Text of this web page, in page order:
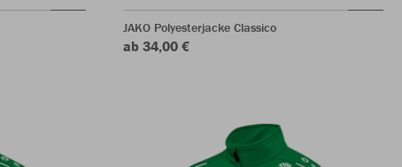
JAKO Polyesterjacke Classico
ab 34,00 €